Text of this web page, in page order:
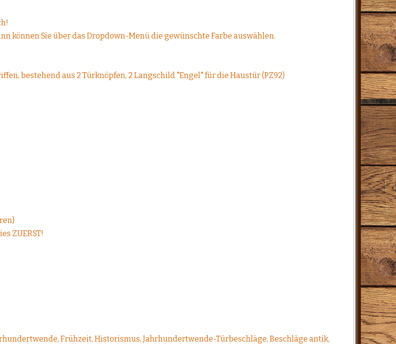
können Sie über das Dropdown-Menü die gewünschte Farbe auswählen.
bestehend aus 2 Türknöpfen, 2 Langschild "Engel" für die Haustür (PZ92)
ZUERST!
Frühzeit, Historismus, Jahrhundertwende-Türbeschläge, Beschläge antik,